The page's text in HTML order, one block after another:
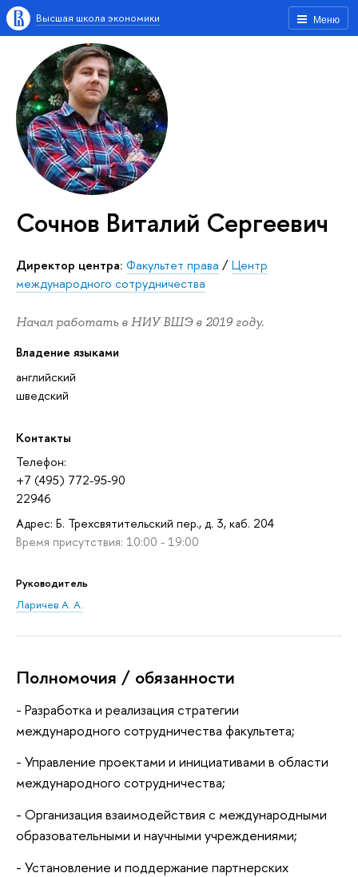
Меню
Высшая школа экономики
Сочнов Виталий Сергеевич
Директор центра: Факультет права /Центр
международного сотрудничества
Начал работать в НИУ ВШЭ в 2019 году.
Владение языками
английский
шведский
Контакты
Телефон:
+7 (495) 772-95-90
22946
Адрес: Б. Трехсвятительский пер., д. 3, каб. 204
Время присутствия: 10:00 - 19:00
Руководитель
Ларичев А. А.
Полномочия / обязанности
- Разработка и реализация стратегии
международного сотрудничества факультета;
- Управление проектами и инициативами в области
международного сотрудничества;
- Организация взаимодействия с международными
образовательными и научными учреждениями;
- Установление и поддержание партнерских